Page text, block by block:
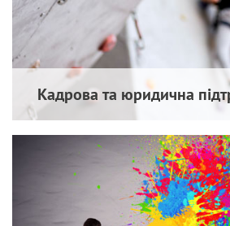
Кадрова та юридична